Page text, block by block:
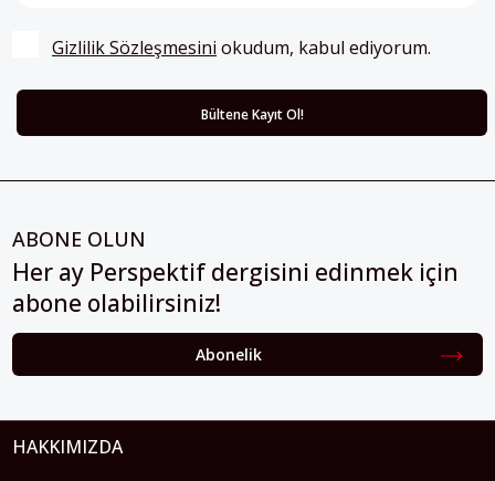
Gizlilik Sözleşmesini okudum, kabul ediyorum.
ABONE OLUN
Her ay Perspektif dergisini edinmek için
abone olabilirsiniz!
Abonelik
HAKKIMIZDA